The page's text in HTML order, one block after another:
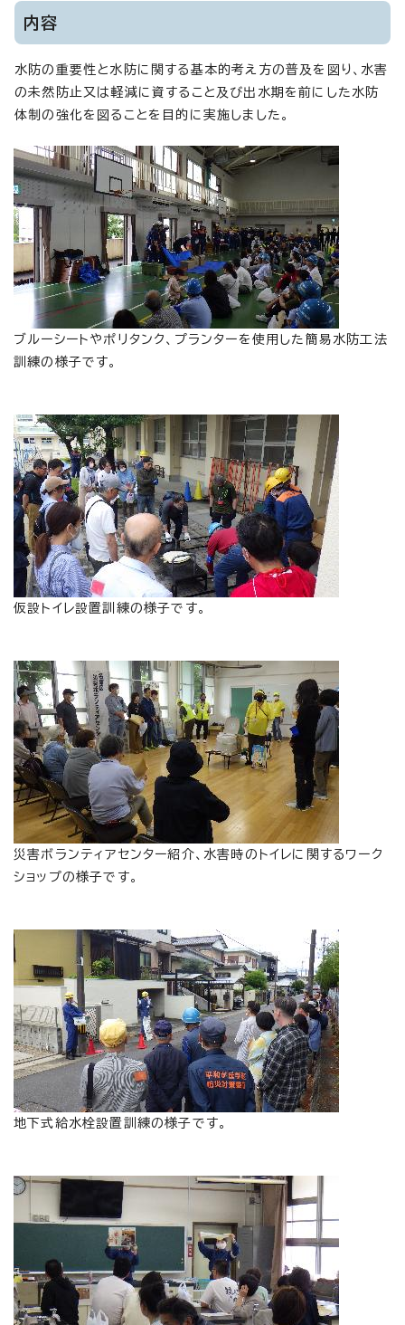
内容
水防の重要性と水防に関する基本的考え方の普及を図り、水害
の未然防止又は軽減に資すること及び出水期を前にした水防
体制の強化を図ることを目的に実施しました。
ブルーシートやポリタンク、プランターを使用した簡易水防工法
訓練の様子です。
仮設トイレ設置訓練の様子です。
災害ボランティアセンター紹介、水害時のトイレに関するワーク
ショップの様子です。
地下式給水栓設置訓練の様子です。